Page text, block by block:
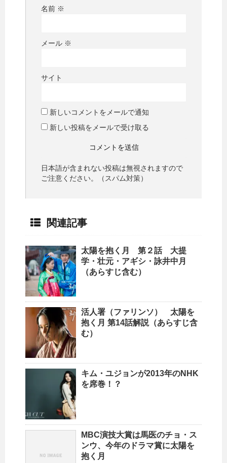
名前 ※
メール ※
サイト
新しいコメントをメールで通知
新しい投稿をメールで受け取る
日本語が含まれない投稿は無視されますので
ご注意ください。（スパム対策）
関連記事
太陽を抱く月 第２話 大提
学・壮元・アギシ・詠井中月
（あらすじ含む）
活人署（ファリンソ） 太陽を
抱く月 第14話解説（あらすじ含
む）
キム・ユジョンが2013年のNHK
を席巻！？
MBC演技大賞は馬医のチョ・ス
ンウ、今年のドラマ賞に太陽を
抱く月